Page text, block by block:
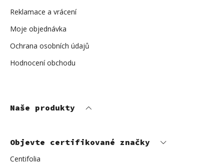
Reklamace a vrácení
Moje objednávka
Ochrana osobních údajů
Hodnocení obchodu
Naše produkty
Objevte certifikované značky
Centifolia